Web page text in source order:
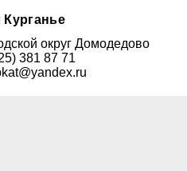
Курганье
округ Домодедово
381 87 71